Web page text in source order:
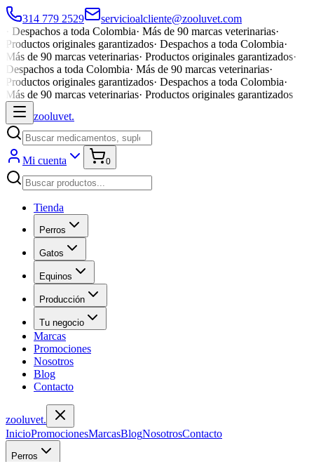
314 779 2529
servicioalcliente@zooluvet.com
Despachos a toda Colombia· Más de 90 marcas veterinarias·
Productos originales garantizados· Despachos a toda Colombia·
Más de 90 marcas veterinarias· Productos originales garantizados·
Despachos a toda Colombia· Más de 90 marcas veterinarias·
Productos originales garantizados· Despachos a toda Colombia·
Más de 90 marcas veterinarias· Productos originales garantizados
zooluvet.
Mi cuenta 0
Tienda
Perros
Gatos
Equinos
Producción
Tu negocio
Marcas
Promociones
Nosotros
Blog
Contacto
zooluvet.
InicioPromocionesMarcasBlogNosotrosContacto
Perros